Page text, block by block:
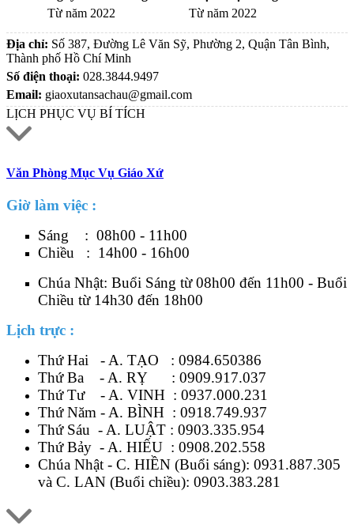
Từ năm 2022
Từ năm 2022
Địa chỉ: Số 387, Đường Lê Văn Sỹ, Phường 2, Quận Tân Bình,
Thành phố Hồ Chí Minh
Số điện thoại: 028.3844.9497
Email: giaoxutansachau@gmail.com
LỊCH PHỤC VỤ BÍ TÍCH
Văn Phòng Mục Vụ Giáo Xứ
Giờ làm việc :
Sáng : 08h00 - 11h00
Chiều : 14h00 - 16h00
Chúa Nhật: Buổi Sáng từ 08h00 đến 11h00 - Buổi
Chiều từ 14h30 đến 18h00
Lịch trực :
Thứ Hai - A. TẠO : 0984.650386
Thứ Ba - A. RỴ : 0909.917.037
Thứ Tư - A. VINH : 0937.000.231
Thứ Năm - A. BÌNH : 0918.749.937
Thứ Sáu - A. LUẬT : 0903.335.954
Thứ Bảy - A. HIẾU : 0908.202.558
Chúa Nhật - C. HIỀN (Buổi sáng): 0931.887.305
và C. LAN (Buổi chiều): 0903.383.281